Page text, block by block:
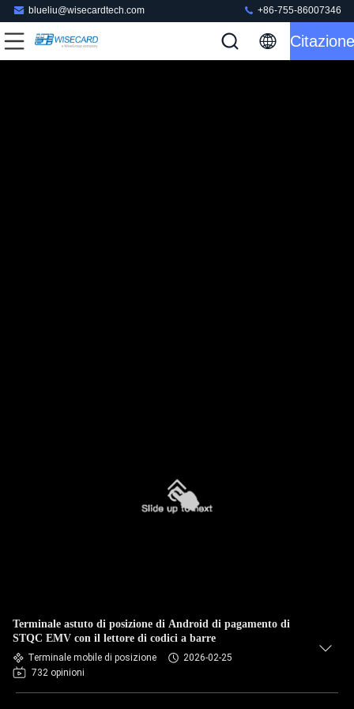
blueliu@wisecardtech.com +86-755-86007346
Citazione
Terminale astuto di posizione di Android di pagamento di
STQC EMV con il lettore di codici a barre
Terminale mobile di posizione
2026-02-25
732 opinioni